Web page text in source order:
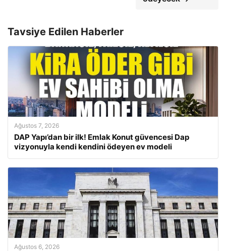
Tavsiye Edilen Haberler
Ağustos 7, 2026
DAP Yapı’dan bir ilk! Emlak Konut güvencesi Dap
vizyonuyla kendi kendini ödeyen ev modeli
Ağustos 6, 2026